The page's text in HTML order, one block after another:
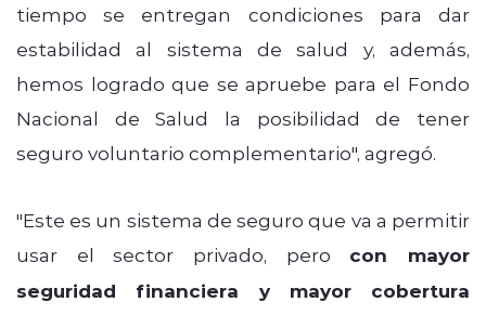
tiempo se entregan condiciones para dar
estabilidad al sistema de salud y, además,
hemos logrado que se apruebe para el Fondo
Nacional de Salud la posibilidad de tener
seguro voluntario complementario", agregó.
"Este es un sistema de seguro que va a permitir
usar el sector privado, pero con mayor
seguridad financiera y mayor cobertura